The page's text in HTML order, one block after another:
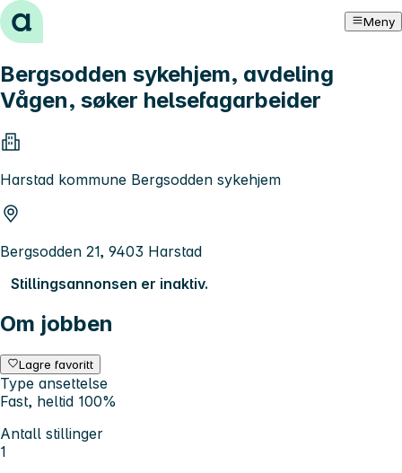
Hopp til innhold Meny
Bergsodden sykehjem, avdeling
Vågen, søker helsefagarbeider
Harstad kommune Bergsodden sykehjem
Bergsodden 21, 9403 Harstad
Stillingsannonsen er inaktiv.
Om jobben
Lagre favoritt
Type ansettelse
Fast, heltid 100%
Antall stillinger
1